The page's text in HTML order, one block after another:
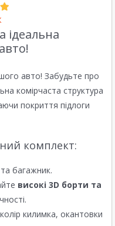
ідеальна
авто! Забудьте про
комірчаста структура
покриття підлоги
комплект:
багажник.
високі 3D борти та
килимка, окантовки